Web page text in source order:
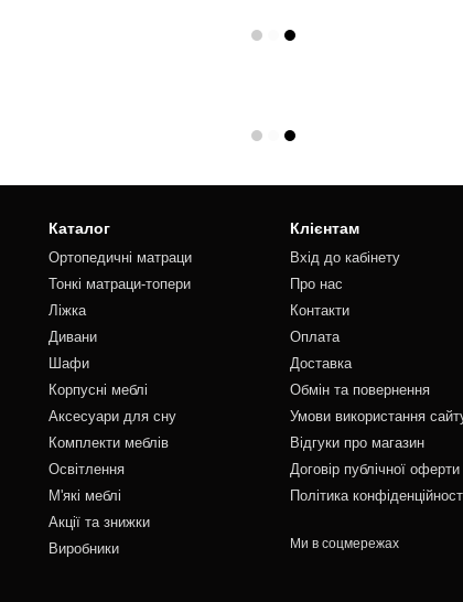
Каталог
Ортопедичні матраци
Тонкі матраци-топери
Ліжка
Дивани
Шафи
Корпусні меблі
Аксесуари для сну
Комплекти меблів
Освітлення
М'які меблі
Акції та знижки
Виробники
Клієнтам
Вхід до кабінету
Про нас
Контакти
Оплата
Доставка
Обмін та повернення
Умови використання
Відгуки про магазин
Договір публічної оферти
Політика
Ми в соцмережах